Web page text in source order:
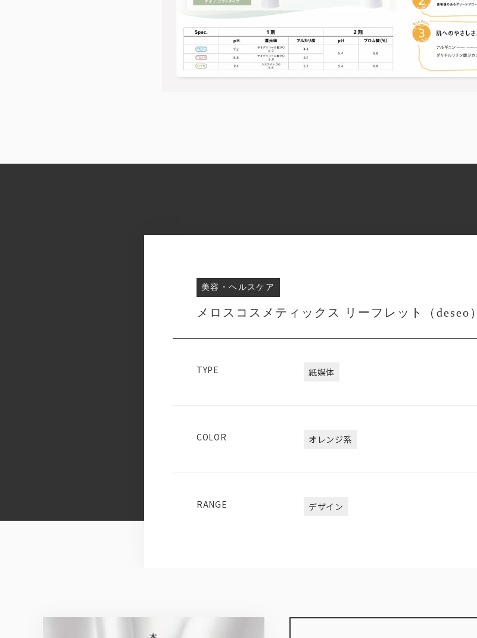
美容・ヘルスケア
メロスコスメティックス リーフレット（deseo）
TYPE 紙媒体
COLOR オレンジ系
RANGE デザイン